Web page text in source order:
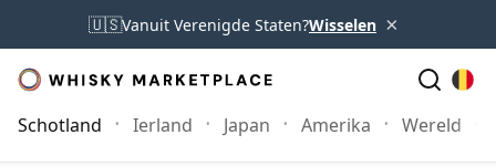
🇺🇸Vanuit Verenigde Staten?Wisselen ×
Schotland Ierland Japan Amerika Wereld